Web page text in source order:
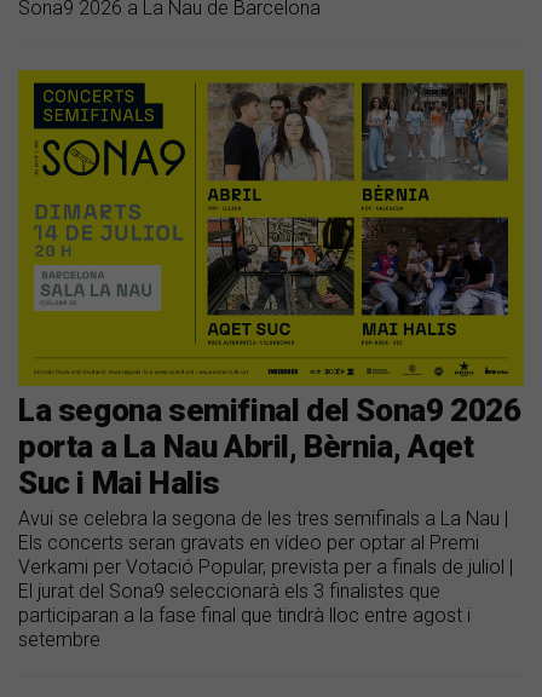
Sona9 2026 a La Nau de Barcelona
La segona semifinal del Sona9 2026
porta a La Nau Abril, Bèrnia, Aqet
Suc i Mai Halis
Avui se celebra la segona de les tres semifinals a La Nau |
Els concerts seran gravats en vídeo per optar al Premi
Verkami per Votació Popular, prevista per a finals de juliol |
El jurat del Sona9 seleccionarà els 3 finalistes que
participaran a la fase final que tindrà lloc entre agost i
setembre